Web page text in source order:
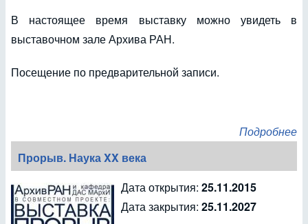
В настоящее время выставку можно увидеть в
выставочном зале Архива РАН.
Посещение по предварительной записи.
Подробнее
Прорыв. Наука XX века
Дата открытия: 25.11.2015
Дата закрытия: 25.11.2027